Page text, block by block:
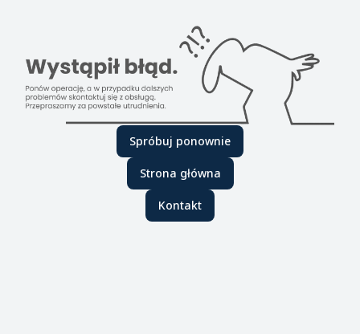
Spróbuj ponownie
Strona główna
Kontakt